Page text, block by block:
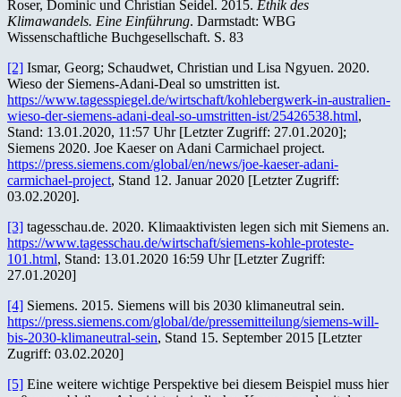
Roser, Dominic und Christian Seidel. 2015. Ethik des
Klimawandels. Eine Einführung. Darmstadt: WBG
Wissenschaftliche Buchgesellschaft. S. 83
[2] Ismar, Georg; Schaudwet, Christian und Lisa Ngyuen. 2020.
Wieso der Siemens-Adani-Deal so umstritten ist.
https://www.tagesspiegel.de/wirtschaft/kohlebergwerk-in-australien-
wieso-der-siemens-adani-deal-so-umstritten-ist/25426538.html,
Stand: 13.01.2020, 11:57 Uhr [Letzter Zugriff: 27.01.2020];
Siemens 2020. Joe Kaeser on Adani Carmichael project.
https://press.siemens.com/global/en/news/joe-kaeser-adani-
carmichael-project, Stand 12. Januar 2020 [Letzter Zugriff:
03.02.2020].
[3] tagesschau.de. 2020. Klimaaktivisten legen sich mit Siemens an.
https://www.tagesschau.de/wirtschaft/siemens-kohle-proteste-
101.html, Stand: 13.01.2020 16:59 Uhr [Letzter Zugriff:
27.01.2020]
[4] Siemens. 2015. Siemens will bis 2030 klimaneutral sein.
https://press.siemens.com/global/de/pressemitteilung/siemens-will-
bis-2030-klimaneutral-sein, Stand 15. September 2015 [Letzter
Zugriff: 03.02.2020]
[5] Eine weitere wichtige Perspektive bei diesem Beispiel muss hier